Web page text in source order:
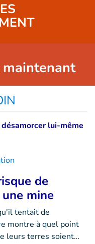
maintenant
de
mine
tentait de
montre à quel point
leurs terres soient…